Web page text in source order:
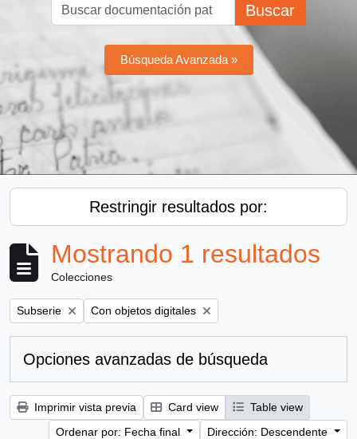
Buscar
Búsqueda Avanzada »
Restringir resultados por:
Mostrando 1 resultados
Colecciones
Remove filter:
Subserie Remove filter:
Con objetos digitales
Opciones avanzadas de búsqueda
Imprimir vista previa Card view
Table view
Ordenar por: Fecha final
Dirección: Descendente